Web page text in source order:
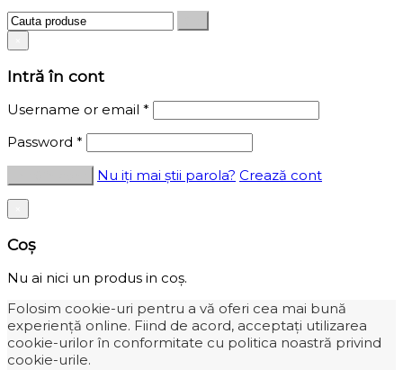
Intră în cont
Username or email *
Password *
Nu iți mai știi parola? Crează cont
Coș
Nu ai nici un produs in coș.
Folosim cookie-uri pentru a vă oferi cea mai bună
experiență online. Fiind de acord, acceptați utilizarea
cookie-urilor în conformitate cu politica noastră privind
cookie-urile.